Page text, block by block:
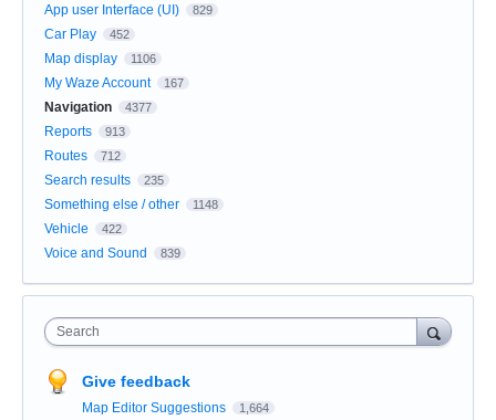
App user Interface (UI) 829
Car Play 452
Map display 1106
My Waze Account 167
Navigation 4377
Reports 913
Routes 712
Search results 235
Something else / other 1148
Vehicle 422
Voice and Sound 839
Search
Give feedback
Map Editor Suggestions 1,664